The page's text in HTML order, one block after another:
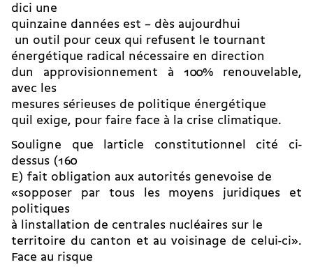
dici une
quinzaine dannées est – dès aujourdhui
 un outil pour ceux qui refusent le tournant
énergétique radical nécessaire en direction
dun approvisionnement à 100% renouvelable,
avec les
mesures sérieuses de politique énergétique
quil exige, pour faire face à la crise climatique.
Souligne que larticle constitutionnel cité ci-
dessus (160
E) fait obligation aux autorités genevoise de
«sopposer par tous les moyens juridiques et
politiques
à linstallation de centrales nucléaires sur le
territoire du canton et au voisinage de celui-ci».
Face au risque